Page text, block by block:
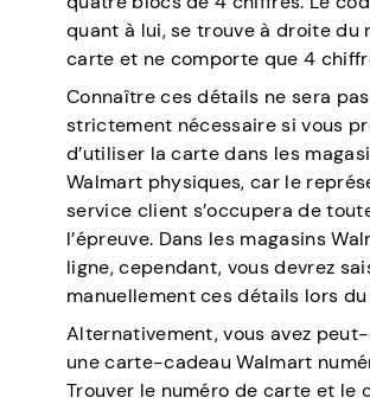
quant à lui, se trouve à droite du
carte et ne comporte que 4
Connaître ces détails ne sera pas
strictement nécessaire si vous
d’utiliser la carte dans les
Walmart physiques, car le
service client s’occupera de
l’épreuve. Dans les magasins
ligne, cependant, vous devrez
manuellement ces détails lors
Alternativement, vous avez
une carte-cadeau Walmart
Trouver le numéro de carte et le